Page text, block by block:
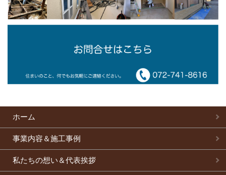
ホーム
事業内容＆施工事例
私たちの想い＆代表挨拶